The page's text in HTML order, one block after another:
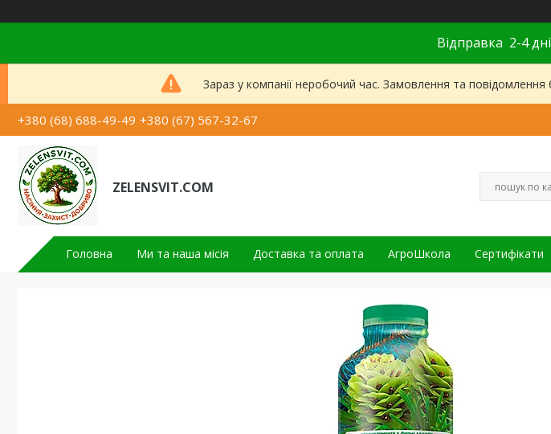
Відправка 2-4
Зараз у компанії неробочий час. Замовлення та
+380 (68) 688-49-49 +380 (67) 567-32-67
ZELENSVIT.COM
Головна Ми та наша місія Доставка та оплата АгроШкола Сертифікати